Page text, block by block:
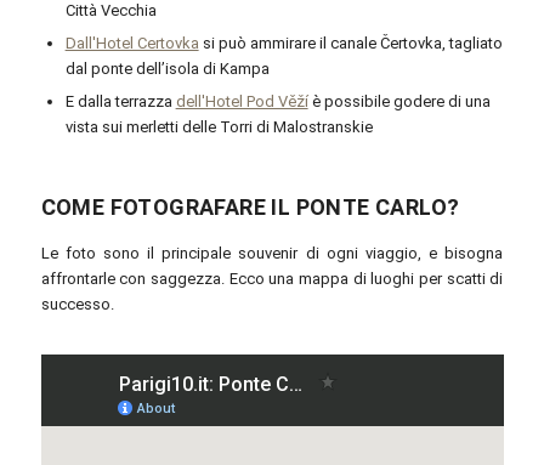
Città Vecchia
Dall'Hotel Certovka si può ammirare il canale Čertovka, tagliato
dal ponte dell’isola di Kampa
E dalla terrazza dell'Hotel Pod Věžíè possibile godere di una
vista sui merletti delle Torri di Malostranskie
COME FOTOGRAFARE IL PONTE CARLO?
Le foto sono il principale souvenir di ogni viaggio, e bisogna
affrontarle con saggezza. Ecco una mappa di luoghi per scatti di
successo.